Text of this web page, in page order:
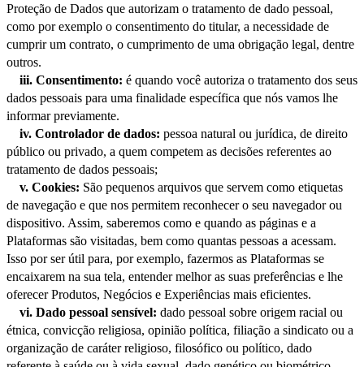
Proteção de Dados que autorizam o tratamento de dado pessoal,
como por exemplo o consentimento do titular, a necessidade de
cumprir um contrato, o cumprimento de uma obrigação legal, dentre
outros.
iii. Consentimento: é quando você autoriza o tratamento dos seus
dados pessoais para uma finalidade específica que nós vamos lhe
informar previamente.
iv. Controlador de dados: pessoa natural ou jurídica, de direito
público ou privado, a quem competem as decisões referentes ao
tratamento de dados pessoais;
v. Cookies: São pequenos arquivos que servem como etiquetas
de navegação e que nos permitem reconhecer o seu navegador ou
dispositivo. Assim, saberemos como e quando as páginas e a
Plataformas são visitadas, bem como quantas pessoas a acessam.
Isso por ser útil para, por exemplo, fazermos as Plataformas se
encaixarem na sua tela, entender melhor as suas preferências e lhe
oferecer Produtos, Negócios e Experiências mais eficientes.
vi. Dado pessoal sensível: dado pessoal sobre origem racial ou
étnica, convicção religiosa, opinião política, filiação a sindicato ou a
organização de caráter religioso, filosófico ou político, dado